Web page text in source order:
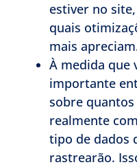
estiver no
quais
mais
À medida que
importante
sobre
realmente
tipo de dados
rastrearão.